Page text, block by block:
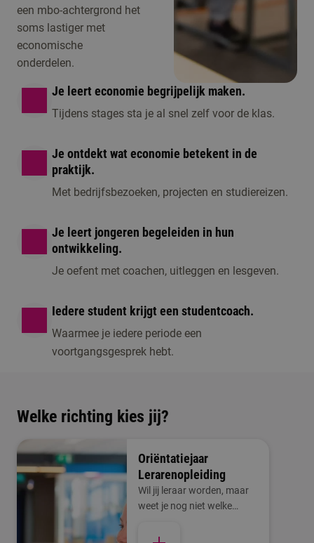
een mbo-achtergrond het
soms lastiger met
economische
onderdelen.
Je leert economie begrijpelijk maken.
Tijdens stages sta je al snel zelf voor de klas.
Je ontdekt wat economie betekent in de
praktijk.
Met bedrijfsbezoeken, projecten en studiereizen.
Je leert jongeren begeleiden in hun
ontwikkeling.
Je oefent met coachen, uitleggen en lesgeven.
Iedere student krijgt een studentcoach.
Waarmee je iedere periode een
voortgangsgesprek hebt.
Welke richting kies jij?
Oriëntatiejaar
Lerarenopleiding
Wil jij leraar worden, maar
weet je nog niet welke
voor het Oriëntatiejaar